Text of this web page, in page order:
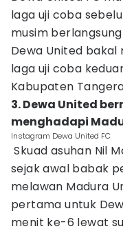
laga uji coba
musim
Dewa United bakal
laga uji coba
Kabupaten
3. Dewa United
menghadapi
Instagram Dewa United FC
Skuad asuhan Nil
sejak awal babak
melawan Madura
pertama untuk
menit ke-6 lewat